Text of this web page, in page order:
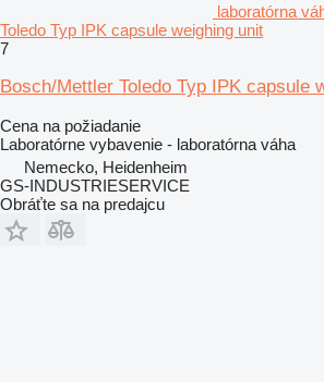
laboratórna
Toledo Typ IPK capsule weighing unit
7
Bosch/Mettler Toledo Typ IPK capsule
Cena na požiadanie
Laboratórne vybavenie - laboratórna váha
Nemecko, Heidenheim
GS-INDUSTRIESERVICE
Obráťte sa na predajcu